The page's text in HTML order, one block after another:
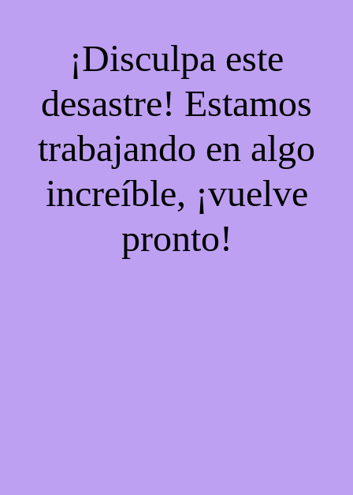
¡Disculpa este
desastre! Estamos
trabajando en algo
increíble, ¡vuelve
pronto!